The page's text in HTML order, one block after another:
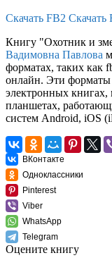
Скачать FB2 Скачать
Книгу "Охотник и
Вадимовна Павлова
форматах, таких как
онлайн. Эти форматы
электронных
планшетах,
систем Android, iOS
ВКонтакте
Одноклассники
Pinterest
Viber
WhatsApp
Telegram
Оцените книгу